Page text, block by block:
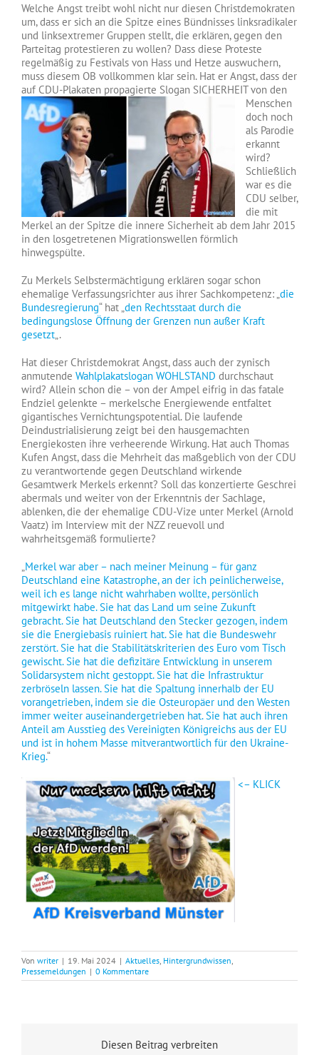
Welche Angst treibt wohl nicht nur diesen Christdemokraten
um, dass er sich an die Spitze eines Bündnisses linksradikaler
und linksextremer Gruppen stellt, die erklären, gegen den
Parteitag protestieren zu wollen? Dass diese Proteste
regelmäßig zu Festivals von Hass und Hetze auswuchern,
muss diesem OB vollkommen klar sein. Hat er Angst, dass der
auf CDU-Plakaten propagierte Slogan SICHERHEIT von den
Menschen
doch noch
als Parodie
erkannt
wird?
Schließlich
war es die
CDU selber,
die mit
Merkel an der Spitze die innere Sicherheit ab dem Jahr 2015
in den losgetretenen Migrationswellen förmlich
hinwegspülte.
Zu Merkels Selbstermächtigung erklären sogar schon
ehemalige Verfassungsrichter aus ihrer Sachkompetenz: „ die
Bundesregierung“ hat „ den Rechtsstaat durch die
bedingungslose Öffnung der Grenzen nun außer Kraft
gesetzt„.
Hat dieser Christdemokrat Angst, dass auch der zynisch
anmutende Wahlplakatslogan WOHLSTAND durchschaut
wird? Allein schon die – von der Ampel eifrig in das fatale
Endziel gelenkte – merkelsche Energiewende entfaltet
gigantisches Vernichtungspotential. Die laufende
Deindustrialisierung zeigt bei den hausgemachten
Energiekosten ihre verheerende Wirkung. Hat auch Thomas
Kufen Angst, dass die Mehrheit das maßgeblich von der CDU
zu verantwortende gegen Deutschland wirkende
Gesamtwerk Merkels erkennt? Soll das konzertierte Geschrei
abermals und weiter von der Erkenntnis der Sachlage,
ablenken, die der ehemalige CDU-Vize unter Merkel (Arnold
Vaatz) im Interview mit der NZZ reuevoll und
wahrheitsgemäß formulierte?
Merkel war aber – nach meiner Meinung – für ganz
Deutschland eine Katastrophe, an der ich peinlicherweise,
weil ich es lange nicht wahrhaben wollte, persönlich
mitgewirkt habe. Sie hat das Land um seine Zukunft
gebracht. Sie hat Deutschland den Stecker gezogen, indem
sie die Energiebasis ruiniert hat. Sie hat die Bundeswehr
zerstört. Sie hat die Stabilitätskriterien des Euro vom Tisch
gewischt. Sie hat die defizitäre Entwicklung in unserem
Solidarsystem nicht gestoppt. Sie hat die Infrastruktur
zerbröseln lassen. Sie hat die Spaltung innerhalb der EU
vorangetrieben, indem sie die Osteuropäer und den Westen
immer weiter auseinandergetrieben hat. Sie hat auch ihren
Anteil am Ausstieg des Vereinigten Königreichs aus der EU
und ist in hohem Masse mitverantwortlich für den Ukraine-
Krieg.“
<– KLICK
Von writer | 19. Mai 2024 | Aktuelles Hintergrundwissen
Pressemeldungen | 0 Kommentare
Diesen Beitrag verbreiten